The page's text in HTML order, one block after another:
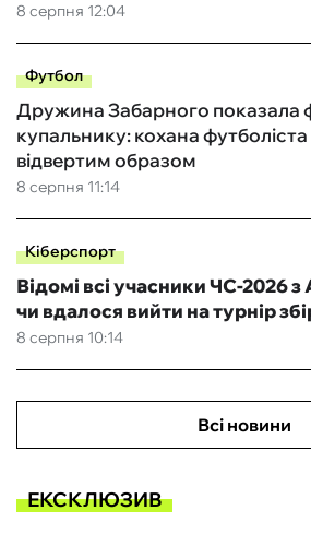
8 серпня 12:04
Футбол
8 серпня 11:14
Дружина Забарного показала
купальнику: кохана
відвертим образом
Кіберспорт
8 серпня 10:14
Відомі всі учасники ЧС-2026 з
чи вдалося вийти на турнір
Всі новини
ЕКСКЛЮЗИВ